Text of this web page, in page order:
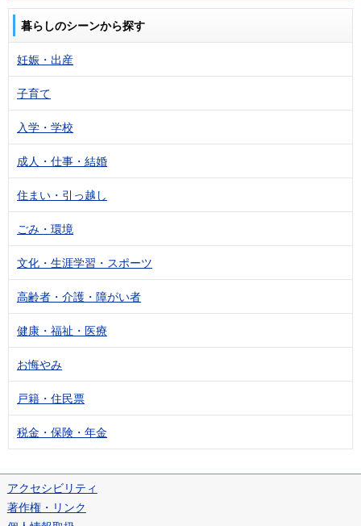
暮らしのシーンから探す
妊娠・出産
子育て
入学・学校
成人・仕事・結婚
住まい・引っ越し
ごみ・環境
文化・生涯学習・スポーツ
高齢者・介護・障がい者
健康・福祉・医療
お悔やみ
戸籍・住民票
税金・保険・年金
アクセシビリティ
著作権・リンク